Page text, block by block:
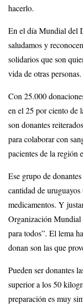
hacerlo.
En el día Mundial del
saludamos y
solidarios que son
vida de otras personas.
Con 25.000
en el 25 por ciento de
son donantes
para colaborar con
pacientes de la región
Ese grupo de
cantidad de
medicamentos. Y
Organización Mundial
para todos”. El lema
donan son las que
Pueden ser donantes
superior a los 50
preparación es muy